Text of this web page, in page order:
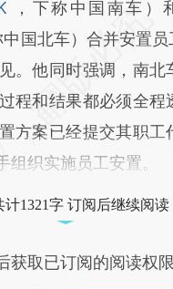
，下称中国南车）
中国北车）合并安置
。他同时强调，南
程和结果都必须全程
方案已经提交其职
织实施员工安置。
计1321字 订阅后继续阅读
获取已订阅的阅读权限